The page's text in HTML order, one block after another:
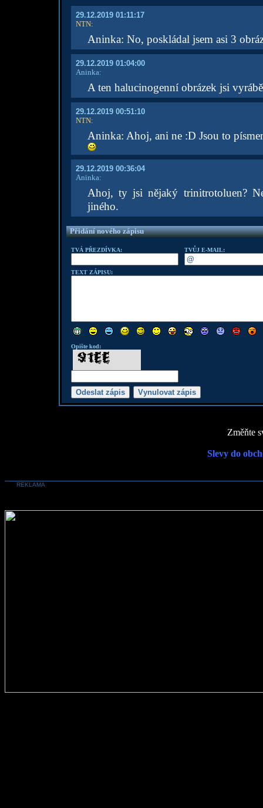
29.12.2019 01:11:17
NTN:
Aninka: No, poskládal jsem asi 3
29.12.2019 01:04:00
Aninka:
A ten halucinogenní obrázek jsi
29.12.2019 00:51:10
NTN:
Aninka: Ahoj, ani ne :D Jsou to
29.12.2019 00:36:04
Aninka:
Ahoj, ty jsi nějaký trinitrotoluen?
jiného.
Přidání nového zápisu
TVÁ PŘEZDÍVKA: TVŮJ E-MAIL:
TEXT ZÁPISU:
Opište kod:
Změňte
Slevy do
REKLAMA